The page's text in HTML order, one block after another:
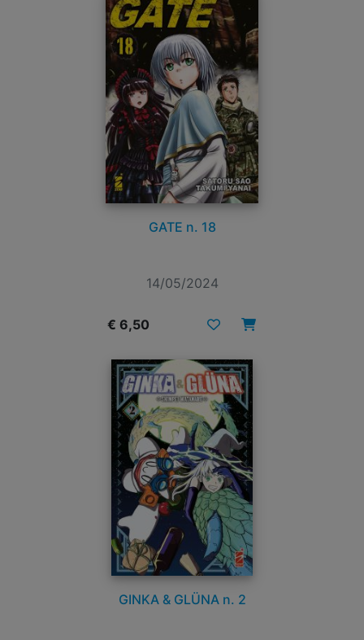
GATE n. 18
14/05/2024
€ 6,50
GINKA & GLÜNA n. 2